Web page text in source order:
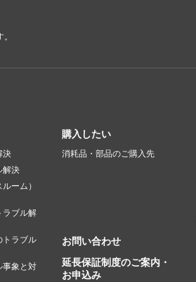
決
解決
ーム）
ラブル解
トラブル
事象と対
購入したい
消耗品・部品のご購入先
お問い合わせ
延長保証制度のご案内・
お申込み